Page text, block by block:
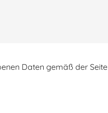
Daten gemäß der Seite